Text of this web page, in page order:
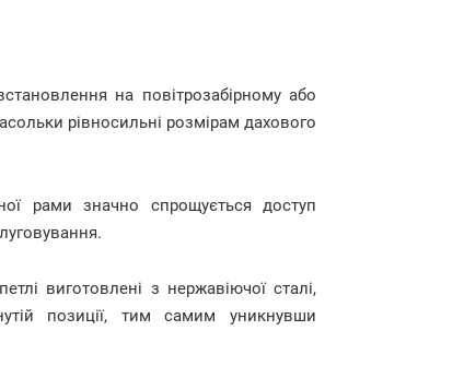
на повітрозабірному або
рівносильні розмірам дахового
рами значно спрощується доступ
виготовлені з нержавіючої сталі,
позиції, тим самим уникнувши